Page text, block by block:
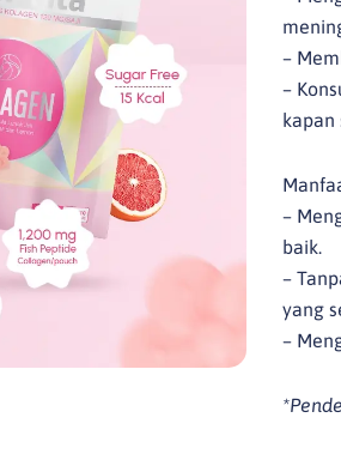
–
–
kapan
–
baik.
–
yang
–